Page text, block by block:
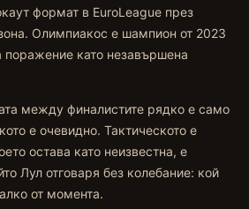
формат в EuroLeague през
Олимпиакос е шампион от 2023
поражение като незавършена
между финалистите рядко е само
е очевидно. Тактическото е
остава като неизвестна, е
Лул отговаря без колебание: кой
от момента.